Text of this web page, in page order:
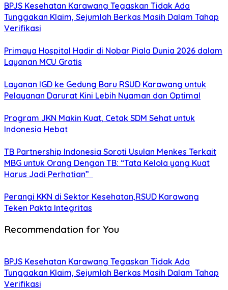
BPJS Kesehatan Karawang Tegaskan Tidak Ada
Tunggakan Klaim, Sejumlah Berkas Masih Dalam Tahap
Verifikasi
Primaya Hospital Hadir di Nobar Piala Dunia 2026 dalam
Layanan MCU Gratis
Layanan IGD ke Gedung Baru RSUD Karawang untuk
Pelayanan Darurat Kini Lebih Nyaman dan Optimal
Program JKN Makin Kuat, Cetak SDM Sehat untuk
Indonesia Hebat
TB Partnership Indonesia Soroti Usulan Menkes Terkait
MBG untuk Orang Dengan TB: “Tata Kelola yang Kuat
Harus Jadi Perhatian”
Perangi KKN di Sektor Kesehatan,RSUD Karawang
Teken Pakta Integritas
Recommendation for You
BPJS Kesehatan Karawang Tegaskan Tidak Ada
Tunggakan Klaim, Sejumlah Berkas Masih Dalam Tahap
Verifikasi